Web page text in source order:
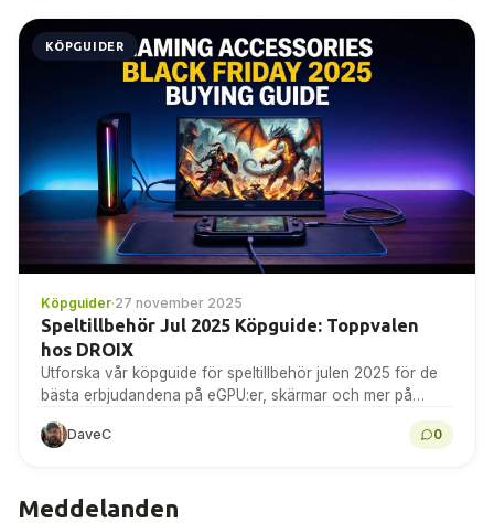
KÖPGUIDER
Köpguider·27 november 2025
Speltillbehör Jul 2025 Köpguide: Toppvalen
hos DROIX
Utforska vår köpguide för speltillbehör julen 2025 för de
bästa erbjudandena på eGPU:er, skärmar och mer på
DaveC 0
Meddelanden